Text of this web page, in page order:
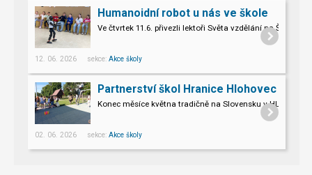
Humanoidní robot u nás ve škole
Ve čtvrtek 11.6. přivezli lektoři Světa vzdělání na
Pro naše třeťáky a páťáky to byl opravdu nevšední zážitek.
12. 06. 2026 sekce: Akce školy
Partnerství škol Hranice Hlohovec
Konec měsíce května tradičně na Slovensku v HLOHOVCI!
02. 06. 2026 sekce: Akce školy